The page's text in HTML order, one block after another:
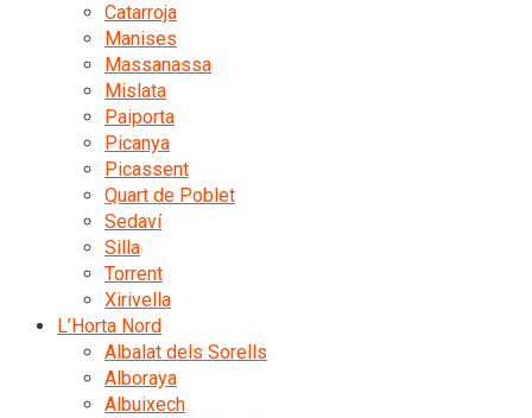
Catarroja
Manises
Massanassa
Mislata
Paiporta
Picanya
Picassent
Quart de Poblet
Sedaví
Silla
Torrent
Xirivella
L’Horta Nord
Albalat dels Sorells
Alboraya
Albuixech